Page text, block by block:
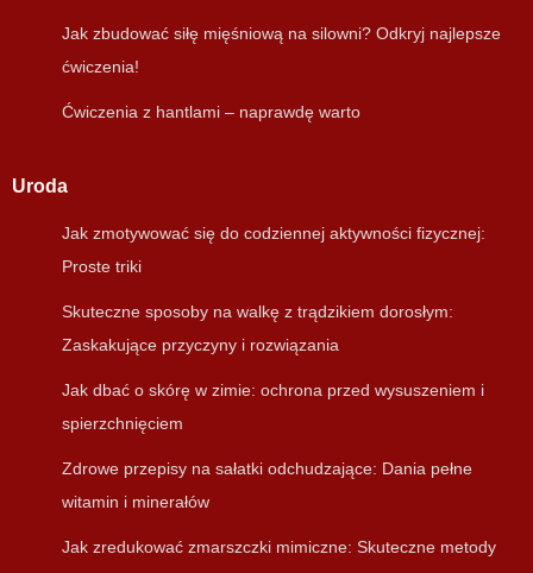
Jak zbudować siłę mięśniową na silowni? Odkryj najlepsze
ćwiczenia!
Ćwiczenia z hantlami – naprawdę warto
Uroda
Jak zmotywować się do codziennej aktywności fizycznej:
Proste triki
Skuteczne sposoby na walkę z trądzikiem dorosłym:
Zaskakujące przyczyny i rozwiązania
Jak dbać o skórę w zimie: ochrona przed wysuszeniem i
spierzchnięciem
Zdrowe przepisy na sałatki odchudzające: Dania pełne
witamin i minerałów
Jak zredukować zmarszczki mimiczne: Skuteczne metody